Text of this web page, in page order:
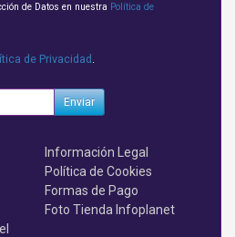
de Datos en nuestra Política de
de Privacidad .
Enviar
Información Legal
Política de Cookies
Formas de Pago
Foto Tienda Infoplanet